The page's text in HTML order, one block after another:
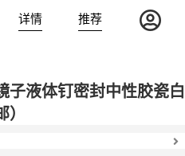
详情 推荐
子液体钉密封中性胶瓷白